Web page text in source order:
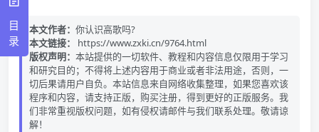
本文作者： 你认识高歌吗?
本文链接：
https://www.zxki.cn/9764.html
版权声明： 本站提供的一切软件、教程和内容信息仅限用于学习
和研究目的；不得将上述内容用于商业或者非法用途，否则，一
切后果请用户自负。本站信息来自网络收集整理，如果您喜欢该
程序和内容，请支持正版，购买注册，得到更好的正版服务。我
们非常重视版权问题，如有侵权请邮件与我们联系处理。敬请谅
解！
目
录